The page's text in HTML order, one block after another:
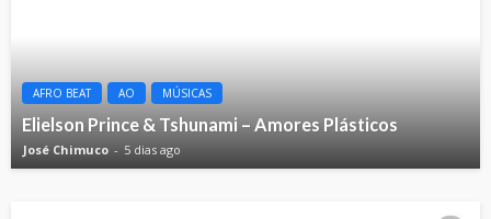
AFRO BEAT AO MÚSICAS
Elielson Prince & Tshunami – Amores Plásticos
José Chimuco 5 dias ago